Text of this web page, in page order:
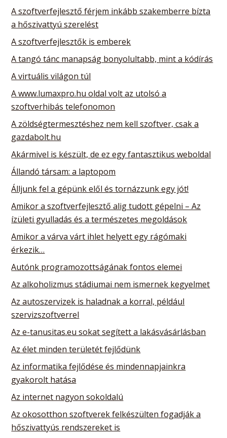
A szoftverfejlesztő férjem inkább szakemberre bízta
a hőszivattyú szerelést
A szoftverfejlesztők is emberek
A tangó tánc manapság bonyolultabb, mint a kódírás
A virtuális világon túl
A www.lumaxpro.hu oldal volt az utolsó a
szoftverhibás telefonomon
A zöldségtermesztéshez nem kell szoftver, csak a
gazdabolt.hu
Akármivel is készült, de ez egy fantasztikus weboldal
Állandó társam: a laptopom
Álljunk fel a gépünk elől és tornázzunk egy jót!
Amikor a szoftverfejlesztő alig tudott gépelni – Az
ízületi gyulladás és a természetes megoldások
Amikor a várva várt ihlet helyett egy rágómaki
érkezik…
Autónk programozottságának fontos elemei
Az alkoholizmus stádiumai nem ismernek kegyelmet
Az autoszervizek is haladnak a korral, például
szervizszoftverrel
Az e-tanusitas.eu sokat segített a lakásvásárlásban
Az élet minden területét fejlődünk
Az informatika fejlődése és mindennapjainkra
gyakorolt hatása
Az internet nagyon sokoldalú
Az okosotthon szoftverek felkészülten fogadják a
hőszivattyús rendszereket is